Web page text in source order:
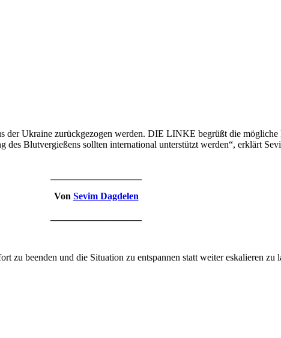
der Ukraine zurückgezogen werden. DIE LINKE begrüßt die
des Blutvergießens sollten international unterstützt werden“, erklärt
Von Sevim Dagdelen
zu beenden und die Situation zu entspannen statt weiter eskalieren